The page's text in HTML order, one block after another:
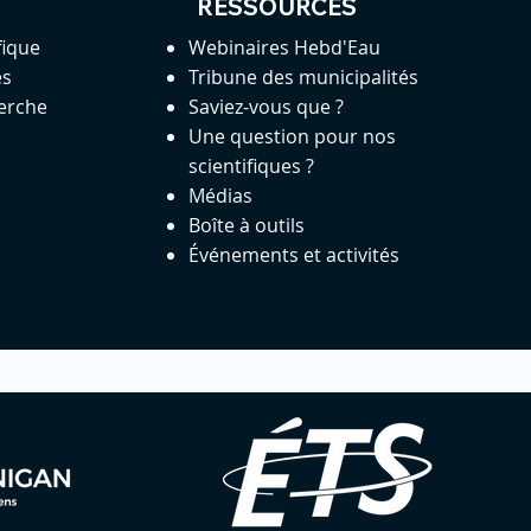
RESSOURCES
Webinaires Hebd'Eau
Tribune des municipalités
Saviez-vous que ?
Une question pour nos
scientifiques ?
Médias
Boîte à outils
Événements et activités